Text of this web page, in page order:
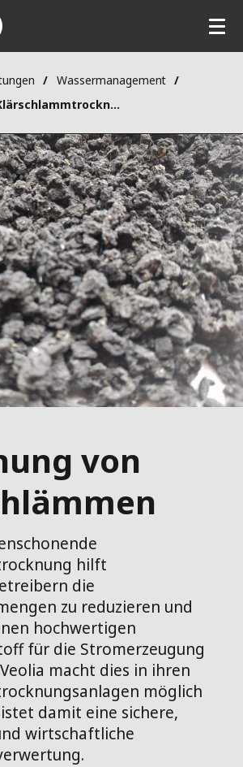
Wassermanagement
Klärschlammtrocknung
von
hilft
die
zu reduzieren und
hochwertigen
für die Stromerzeugung
macht dies in ihren
möglich
damit eine sichere,
wirtschaftliche